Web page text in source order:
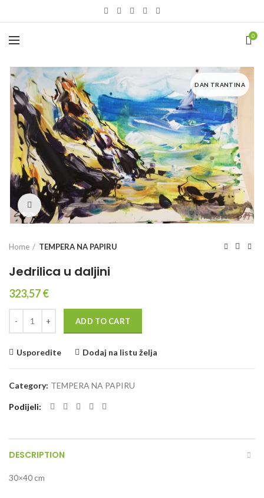
0
DAN TRANTINA
Click to enlarge
Home TEMPERA NA PAPIRU
Jedrilica u daljini
323,57€
ADD TO CART
Usporedite Dodaj na listu želja
Category: TEMPERA NA PAPIRU
Podijeli
DESCRIPTION
30×40 cm